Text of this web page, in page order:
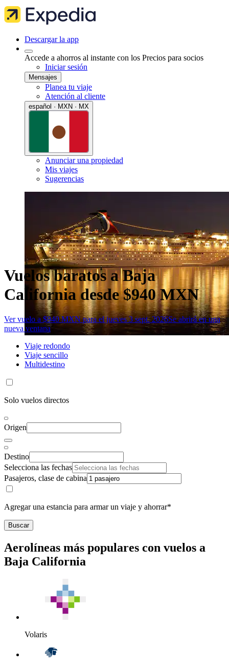
Descargar la app
Accede a ahorros al instante con los Precios para socios
Iniciar sesión
Mensajes
Planea tu viaje
Atención al cliente
español · MXN · MX
Anunciar una propiedad
Mis viajes
Sugerencias
Vuelos baratos a Baja
California desde $940 MXN
Ver vuelo a $940 MXN para el jueves 3 sept. 2026Se abrirá en una
nueva ventana
Viaje redondo
Viaje sencillo
Multidestino
Solo vuelos directos
Origen
Destino
Selecciona las fechas
Pasajeros, clase de cabina
Agregar una estancia para armar un viaje y ahorrar*
Buscar
Aerolíneas más populares con vuelos a
Baja California
Volaris